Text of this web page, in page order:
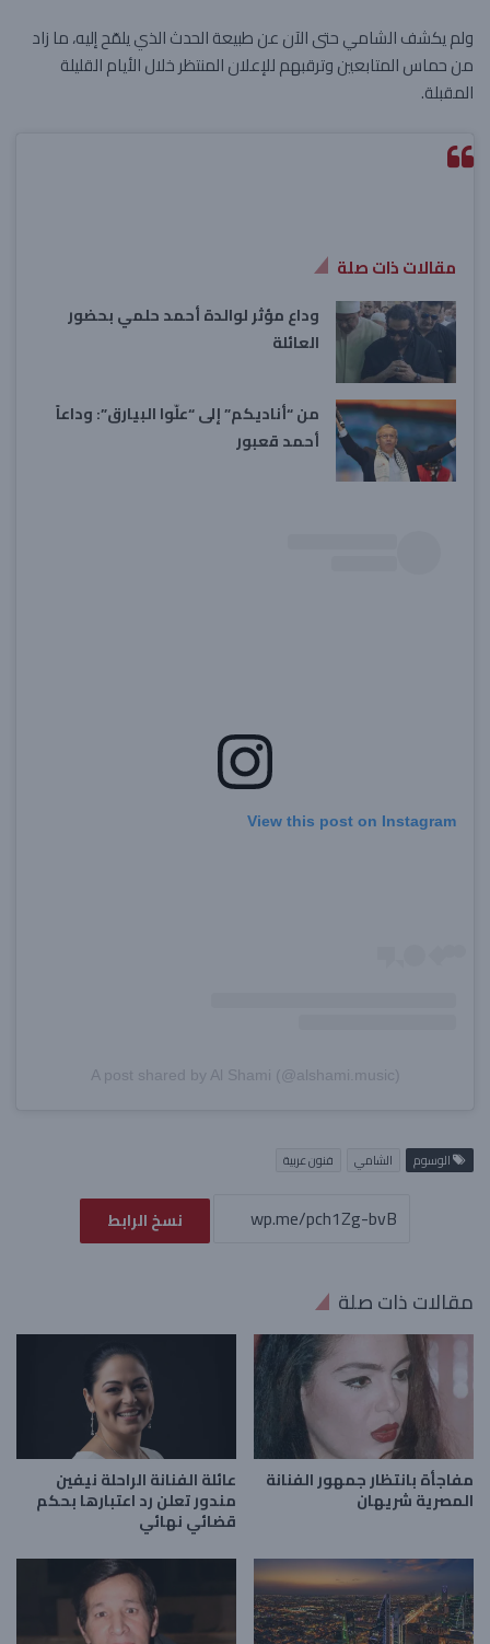
ولم يكشف الشامي حتى الآن عن طبيعة الحدث الذي يلمّح إليه، ما زاد
من حماس المتابعين وترقبهم للإعلان المنتظر خلال الأيام القليلة
المقبلة.
مقالات ذات صلة
وداع مؤثر لوالدة أحمد حلمي بحضور
العائلة
من “أناديكم” إلى “علّوا البيارق”: وداعاً
أحمد قعبور
View this post on Instagram
A post shared by Al Shami (@alshami.music)
الوسوم الشامي فنون عربية
نسخ الرابط
مقالات ذات صلة
مفاجأة بانتظار جمهور الفنانة
المصرية شريهان
عائلة الفنانة الراحلة نيفين
مندور تعلن رد اعتبارها بحكم
قضائي نهائي